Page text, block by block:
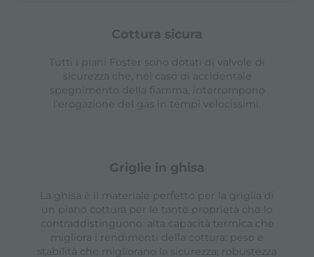
cottura sicura
Tutti i piani Foster sono dotati di valvole di
sicurezza che, nel caso di accidentale
spegnimento della fiamma, interrompono
l’erogazione del gas in tempi velocissimi.
griglie in ghisa
La ghisa è il materiale perfetto per la griglia di
un piano cottura per le tante proprietà che lo
contraddistinguono: alta capacità termica che
migliora i rendimenti della cottura; peso e
stabilità che migliorano la sicurezza; robustezza